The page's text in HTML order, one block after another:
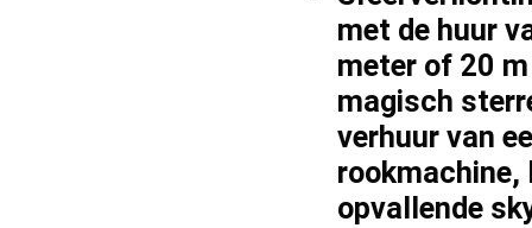
met de huur
meter of 20
magisch
verhuur van
rookmachine,
opvallende